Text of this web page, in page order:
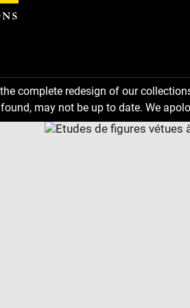
complete redesign of our
may not be up to date. We